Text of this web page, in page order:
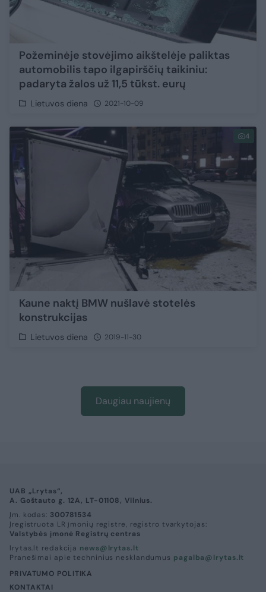
Požeminėje stovėjimo aikštelėje paliktas
automobilis tapo ilgapirščių taikiniu:
padaryta žalos už 11,5 tūkst. eurų
Lietuvos diena 2021-10-09
4
Kaune naktį BMW nušlavė stotelės
konstrukcijas
Lietuvos diena 2019-11-30
Daugiau naujienų
UAB „Lrytas“,
A. Goštauto g. 12A, LT-01108, Vilnius.
Įm. kodas: 300781534
Įregistruota LR įmonių registre, registro tvarkytojas:
Valstybės įmonė Registrų centras
lrytas.lt redakcija news@lrytas.lt
Pranešimai apie techninius nesklandumus pagalba@lrytas.lt
PRIVATUMO POLITIKA
KONTAKTAI